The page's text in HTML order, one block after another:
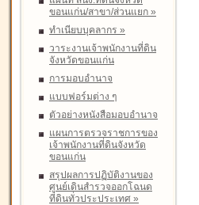
ขอนแก่น/สาขา/ส่วนแยก »
ทำเนียบบุคลากร »
วาระงานเจ้าพนักงานที่ดิน
จังหวัดขอนแก่น
การมอบอำนาจ
แบบฟอร์มต่าง ๆ
ตัวอย่างหนังสือมอบอำนาจ
แผนการตรวจราชการของ
เจ้าพนักงานที่ดินจังหวัด
ขอนแก่น
สรุปผลการปฏิบัติงานของ
ศูนย์เดินสำรวจออกโฉนด
ที่ดินทั่วประประเทศ »